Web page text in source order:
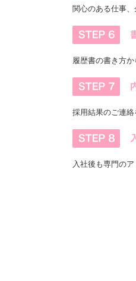
関心のある仕事
履歴書の書き方
採用結果のご連絡
入社後も専門の